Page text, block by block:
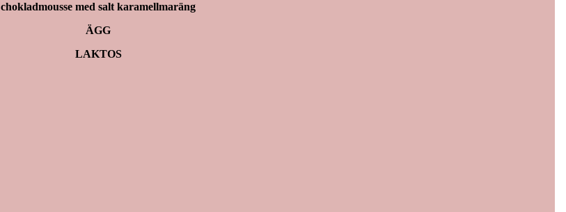
chokladmousse med salt karamellmaräng
ÄGG
LAKTOS